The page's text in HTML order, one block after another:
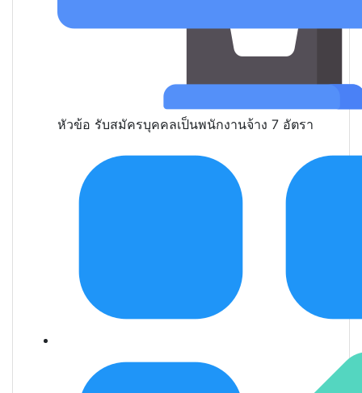
หัวข้อ รับสมัครบุคคลเป็นพนักงานจ้าง 7 อัตรา